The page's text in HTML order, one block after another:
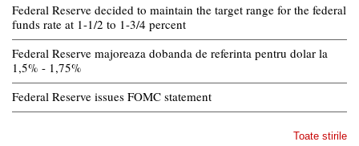
Federal Reserve decided to maintain the target range for the federal
funds rate at 1-1/2 to 1-3/4 percent
Federal Reserve majoreaza dobanda de referinta pentru dolar la
1,5% - 1,75%
Federal Reserve issues FOMC statement
Toate stirile